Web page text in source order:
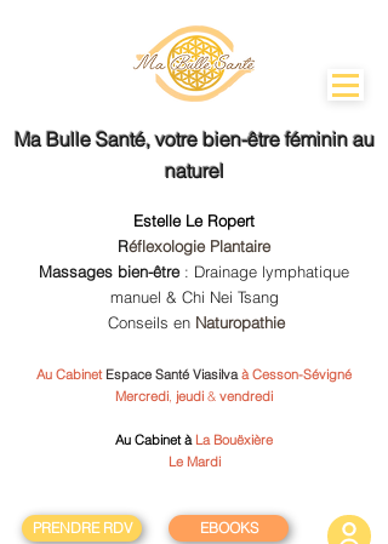
Ma Bulle Santé, votre bien-être féminin au
naturel
Estelle Le Ropert
Réflexologie Plantaire
Massages bien-être: Drainage lymphatique
manuel & Chi Nei Tsang
Conseils en Naturopathie
Au Cabinet Espace Santé Viasilva à Cesson-Sévigné
Mercredi, jeudi & vendredi
Au Cabinet à La Bouëxière
Le Mardi
PRENDRE RDV EBOOKS